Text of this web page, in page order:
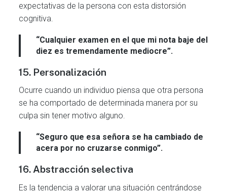
expectativas de la persona con esta distorsión
cognitiva.
“Cualquier examen en el que mi nota baje del
diez es tremendamente mediocre”.
15. Personalización
Ocurre cuando un individuo piensa que otra persona
se ha comportado de determinada manera por su
culpa sin tener motivo alguno.
“Seguro que esa señora se ha cambiado de
acera por no cruzarse conmigo”.
16. Abstracción selectiva
Es la tendencia a valorar una situación centrándose